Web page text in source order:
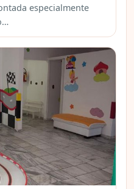
especialmente